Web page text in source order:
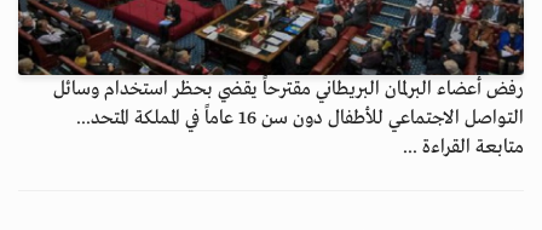
رفض أعضاء البرلمان البريطاني مقترحاً يقضي بحظر استخدام وسائل
التواصل الاجتماعي للأطفال دون سن 16 عاماً في المملكة المتحد...
متابعة القراءة ...